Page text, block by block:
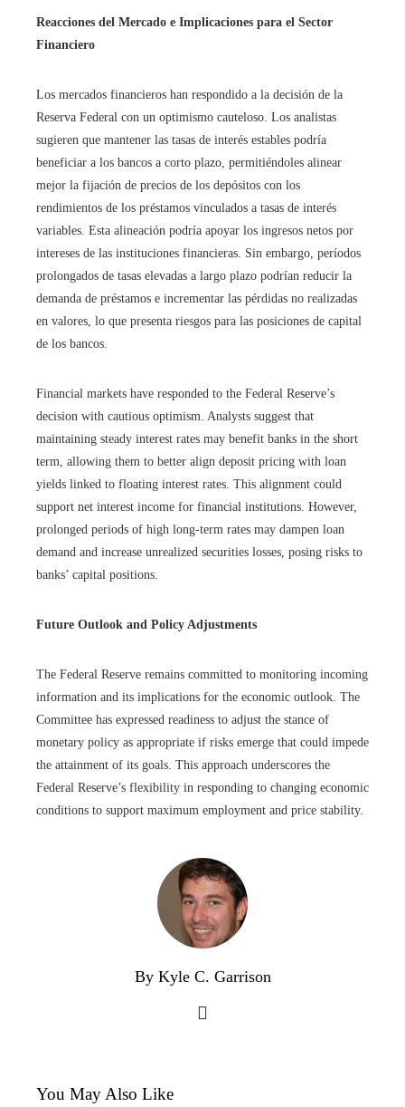
Reacciones del Mercado e Implicaciones para el Sector
Financiero
Los mercados financieros han respondido a la decisión de la
Reserva Federal con un optimismo cauteloso. Los analistas
sugieren que mantener las tasas de interés estables podría
beneficiar a los bancos a corto plazo, permitiéndoles alinear
mejor la fijación de precios de los depósitos con los
rendimientos de los préstamos vinculados a tasas de interés
variables. Esta alineación podría apoyar los ingresos netos por
intereses de las instituciones financieras. Sin embargo, períodos
prolongados de tasas elevadas a largo plazo podrían reducir la
demanda de préstamos e incrementar las pérdidas no realizadas
en valores, lo que presenta riesgos para las posiciones de capital
de los bancos.
Financial markets have responded to the Federal Reserve’s
decision with cautious optimism. Analysts suggest that
maintaining steady interest rates may benefit banks in the short
term, allowing them to better align deposit pricing with loan
yields linked to floating interest rates. This alignment could
support net interest income for financial institutions. However,
prolonged periods of high long-term rates may dampen loan
demand and increase unrealized securities losses, posing risks to
banks’ capital positions.
Future Outlook and Policy Adjustments
The Federal Reserve remains committed to monitoring incoming
information and its implications for the economic outlook. The
Committee has expressed readiness to adjust the stance of
monetary policy as appropriate if risks emerge that could impede
the attainment of its goals. This approach underscores the
Federal Reserve’s flexibility in responding to changing economic
conditions to support maximum employment and price stability.
By Kyle C. Garrison
You May Also Like